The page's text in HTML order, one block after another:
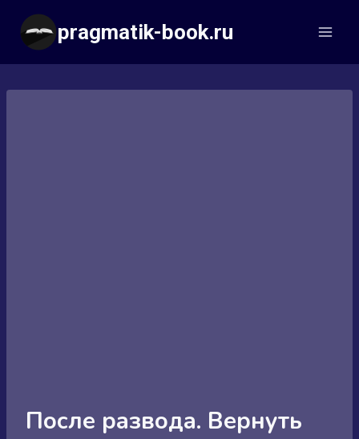
Перейти
содержимому
pragmatik-book.ru
После развода. Вернуть